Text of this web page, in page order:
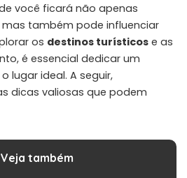
você ficará não apenas
também pode influenciar
os destinos turísticos e as
é essencial dedicar um
lugar ideal. A seguir,
dicas valiosas que podem
Veja também